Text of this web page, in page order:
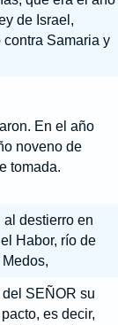
de Israel,
Samaria y
En el año
noveno de
tomada.
destierro en
Habor, río de
SEÑOR su
es decir,